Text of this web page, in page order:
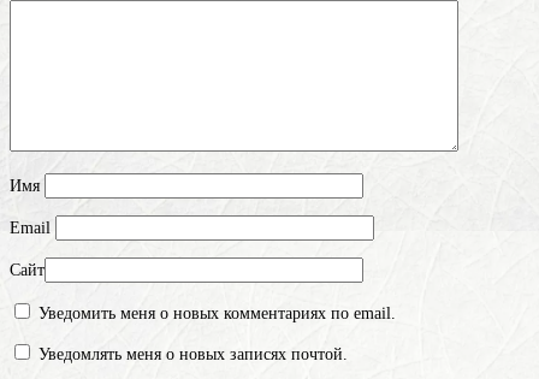
Имя
Email
Сайт
Уведомить меня о новых комментариях по email.
Уведомлять меня о новых записях почтой.